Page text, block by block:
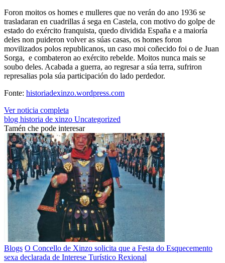
Foron moitos os homes e mulleres que no verán do ano 1936 se
trasladaran en cuadrillas á sega en Castela, con motivo do golpe de
estado do exército franquista, quedo dividida España e a maioría
deles non puideron volver as súas casas, os homes foron
movilizados polos republicanos, un caso moi coñecido foi o de Juan
Sorga, e combateron ao exército rebelde. Moitos nunca mais se
soubo deles. Acabada a guerra, ao regresar a súa terra, sufriron
represalias pola súa participación do lado perdedor.
Fonte: historiadexinzo.wordpress.com
Ver noticia completa
blog historia de xinzo Uncategorized
Tamén che pode interesar
Blogs O Concello de Xinzo solicita que a Festa do Esquecemento
sexa declarada de Interese Turístico Rexional